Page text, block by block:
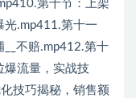
第十节：上架
光.mp411.第十一
不赔.mp412.第十
爆流量，实战技
技巧揭秘，销售额